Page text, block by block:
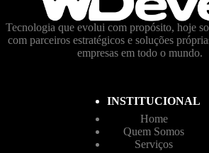
Tecnologia que evolui com propósito, hoje
com parceiros estratégicos e soluções
empresas em todo o mundo.
INSTITUCIONAL
Home
Quem Somos
Serviços